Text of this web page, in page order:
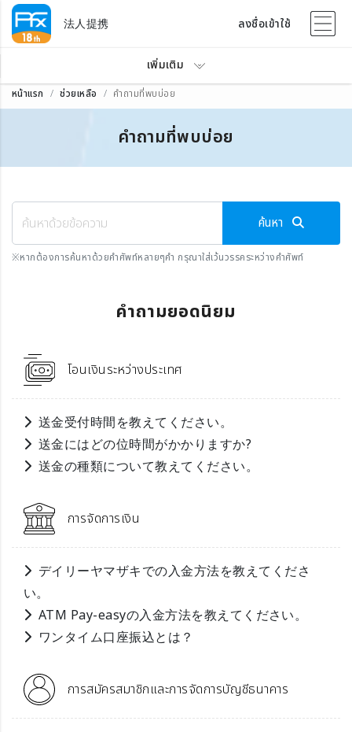
法人提携 ลงชื่อเข้าใช้
เพิ่มเติม
หน้าแรก ช่วยเหลือ คำถามที่พบบ่อย
คำถามที่พบบ่อย
ค้นหา
※หากต้องการค้นหาด้วยคำศัพท์หลายๆคำ กรุณาใส่เว้นวรรคระหว่างคำศัพท์
คำถามยอดนิยม
โอนเงินระหว่างประเทศ
送金受付時間を教えてください。
送金にはどの位時間がかかりますか?
送金の種類について教えてください。
การจัดการเงิน
デイリーヤマザキでの入金方法を教えてくださ
い。
ATM Pay-easyの入金方法を教えてください。
ワンタイム口座振込とは？
การสมัครสมาชิกและการจัดการบัญชีธนาคาร